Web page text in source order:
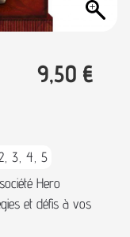
9,50 €
3, 4, 5
Hero
et défis à vos